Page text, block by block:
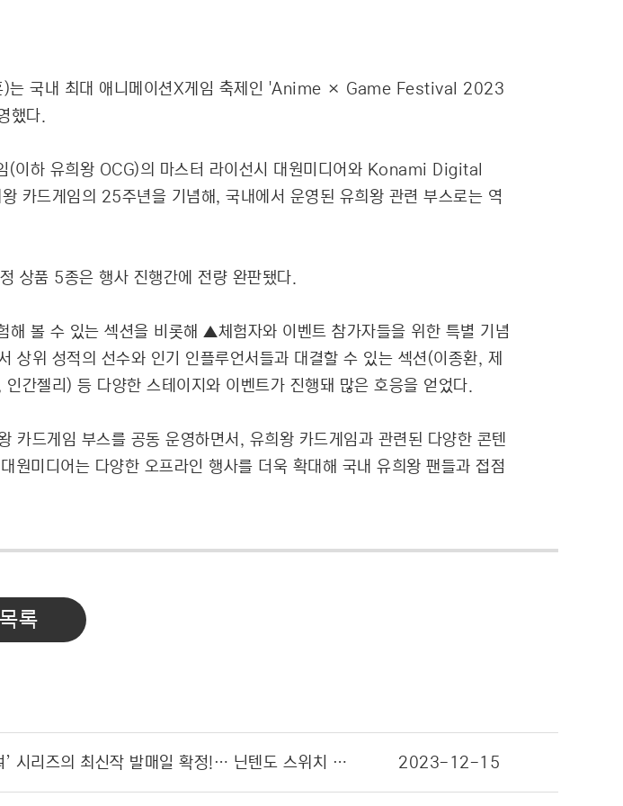
)는 국내 최대 애니메이션X게임 축제인 'Anime × Game Festival 2023
했다.
이하 유희왕 OCG)의 마스터 라이선시 대원미디어와 Konami Digital
드게임의 25주년을 기념해, 국내에서 운영된 유희왕 관련 부스로는 역
상품 5종은 행사 진행간에 전량 완판됐다.
해 볼 수 있는 섹션을 비롯해 ▲체험자와 이벤트 참가자들을 위한 특별 기념
위 성적의 선수와 인기 인플루언서들과 대결할 수 있는 섹션(이종환, 제
간젤리) 등 다양한 스테이지와 이벤트가 진행돼 많은 호응을 얻었다.
드게임 부스를 공동 운영하면서, 유희왕 카드게임과 관련된 다양한 콘텐
원미디어는 다양한 오프라인 행사를 더욱 확대해 국내 유희왕 팬들과 접점
목록
대원미디어, 글로벌 50만장 흥행 기록한 ‘짱구는 못말려’ 시리즈의 최신작 발매일 확정!… 닌텐도 스위치 소프트웨어 ‘짱구는 못말려! 『탄광마을의 흰둥이』’ 내년 5월 2일 출시 2023-12-15